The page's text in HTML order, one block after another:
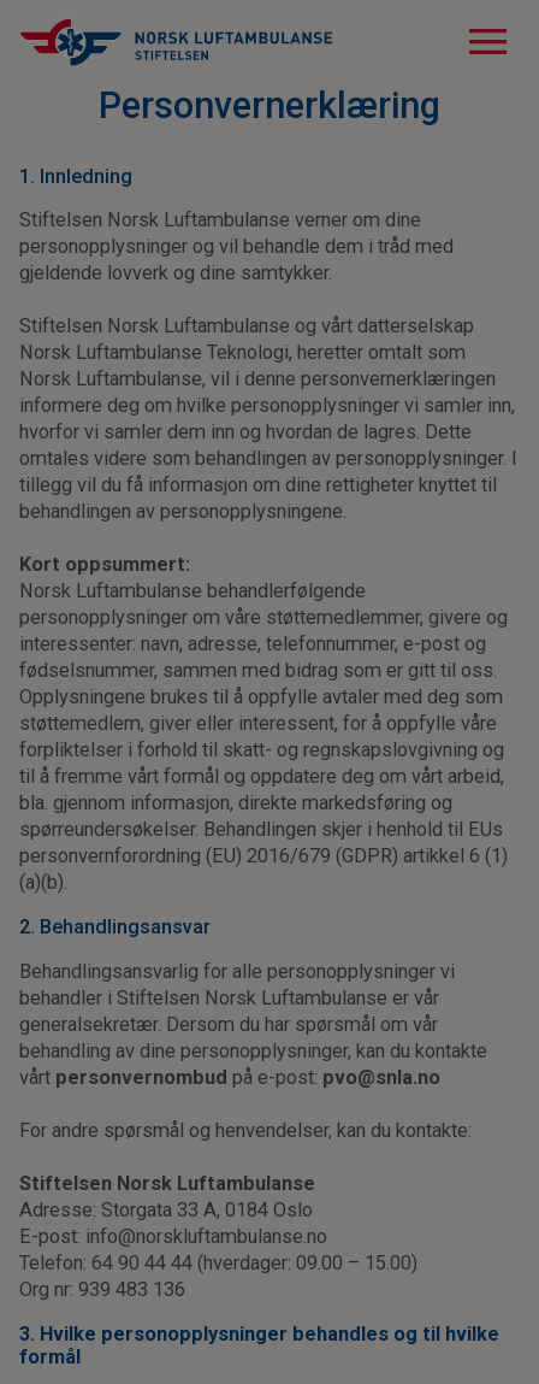
menu
Personvernerklæring
1. Innledning
Stiftelsen Norsk Luftambulanse verner om dine
personopplysninger og vil behandle dem i tråd med
gjeldende lovverk og dine samtykker.
Stiftelsen Norsk Luftambulanse og vårt datterselskap
Norsk Luftambulanse Teknologi, heretter omtalt som
Norsk Luftambulanse, vil i denne personvernerklæringen
informere deg om hvilke personopplysninger vi samler inn,
hvorfor vi samler dem inn og hvordan de lagres. Dette
omtales videre som behandlingen av personopplysninger. I
tillegg vil du få informasjon om dine rettigheter knyttet til
behandlingen av personopplysningene.
Kort oppsummert:
Norsk Luftambulanse behandlerfølgende
personopplysninger om våre støttemedlemmer, givere og
interessenter: navn, adresse, telefonnummer, e-post og
fødselsnummer, sammen med bidrag som er gitt til oss.
Opplysningene brukes til å oppfylle avtaler med deg som
støttemedlem, giver eller interessent, for å oppfylle våre
forpliktelser i forhold til skatt- og regnskapslovgivning og
til å fremme vårt formål og oppdatere deg om vårt arbeid,
bla. gjennom informasjon, direkte markedsføring og
spørreundersøkelser. Behandlingen skjer i henhold til EUs
personvernforordning (EU) 2016/679 (GDPR) artikkel 6 (1)
(a)(b).
2. Behandlingsansvar
Behandlingsansvarlig for alle personopplysninger vi
behandler i Stiftelsen Norsk Luftambulanse er vår
generalsekretær. Dersom du har spørsmål om vår
behandling av dine personopplysninger, kan du kontakte
vårt personvernombud på e-post: pvo@snla.no
For andre spørsmål og henvendelser, kan du kontakte:
Stiftelsen Norsk Luftambulanse
Adresse: Storgata 33 A, 0184 Oslo
E-post: info@norskluftambulanse.no
Telefon: 64 90 44 44 (hverdager: 09.00 – 15.00)
Org nr: 939 483 136
3. Hvilke personopplysninger behandles og til hvilke
formål